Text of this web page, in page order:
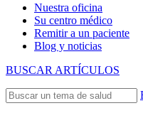
Nuestra oficina
Su centro médico
Remitir a un paciente
Blog y noticias
BUSCAR ARTÍCULOS